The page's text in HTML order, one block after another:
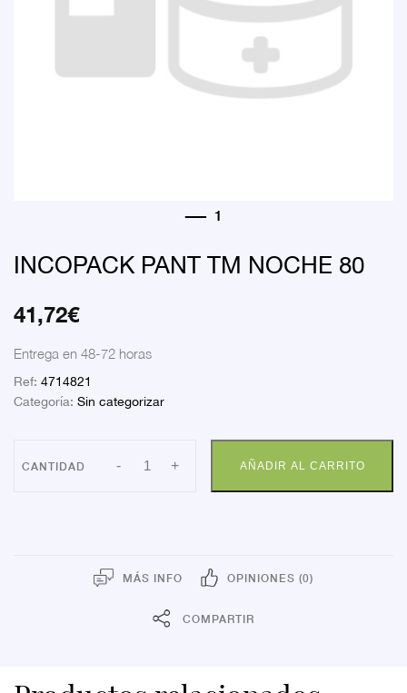
INCOPACK PANT TM NOCHE 80
41,72€
Entrega en 48-72 horas
Ref: 4714821
Categoría: Sin categorizar
- INCOPACK
PANT + AÑADIR AL CARRITO
MÁS INFO OPINIONES (0)
COMPARTIR